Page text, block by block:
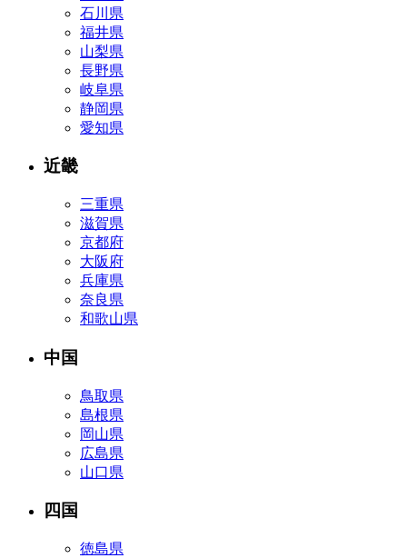
石川県
福井県
山梨県
長野県
岐阜県
静岡県
愛知県
近畿
三重県
滋賀県
京都府
大阪府
兵庫県
奈良県
和歌山県
中国
鳥取県
島根県
岡山県
広島県
山口県
四国
徳島県